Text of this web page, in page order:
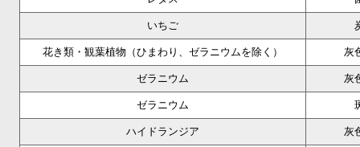
いちご
花き類・観葉植物（ひまわり、ゼラニウムを除く） 灰
ゼラニウム 灰
ゼラニウム
ハイドランジア 灰